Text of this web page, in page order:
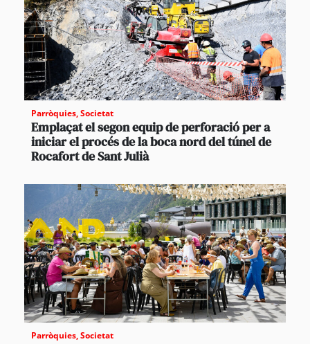
Parròquies,Societat
Emplaçat el segon equip de perforació per a
iniciar el procés de la boca nord del túnel de
Rocafort de Sant Julià
Parròquies,Societat